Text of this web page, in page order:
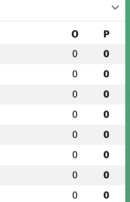
O P
0 0
0 0
0 0
0 0
0 0
0 0
0 0
0 0